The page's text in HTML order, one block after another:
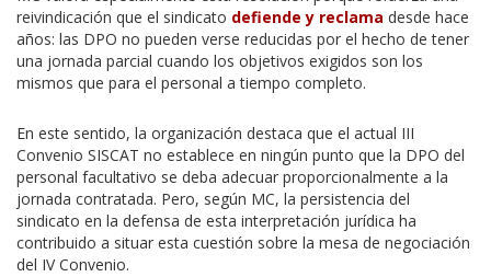
reivindicación que el sindicato defiende y reclama desde hace
años: las DPO no pueden verse reducidas por el hecho de tener
una jornada parcial cuando los objetivos exigidos son los
mismos que para el personal a tiempo completo.
En este sentido, la organización destaca que el actual III
Convenio SISCAT no establece en ningún punto que la DPO del
personal facultativo se deba adecuar proporcionalmente a la
jornada contratada. Pero, según MC, la persistencia del
sindicato en la defensa de esta interpretación jurídica ha
contribuido a situar esta cuestión sobre la mesa de negociación
del IV Convenio.